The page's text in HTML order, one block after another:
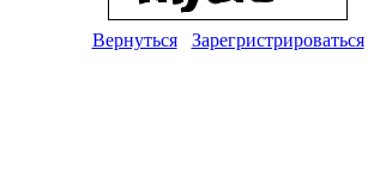
Вернуться Зарегристрироваться